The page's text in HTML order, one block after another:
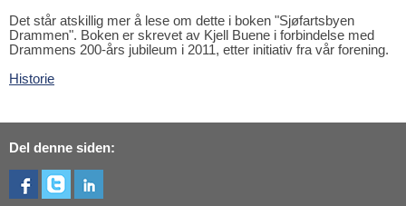
Det står atskillig mer å lese om dette i boken "Sjøfartsbyen
Drammen". Boken er skrevet av Kjell Buene i forbindelse med
Drammens 200-års jubileum i 2011, etter initiativ fra vår forening.
Historie
Del denne siden: